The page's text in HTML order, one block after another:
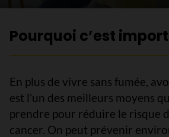
Pourquoi c’est
En plus de vivre sans fumée,
est l’un des meilleurs moyens
prendre pour réduire le risque
cancer. On peut prévenir